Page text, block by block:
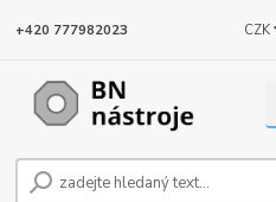
CZK
+420 777982023